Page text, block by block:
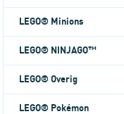
LEGO® Minions
LEGO® NINJAGO™
LEGO® Overig
LEGO® Pokémon